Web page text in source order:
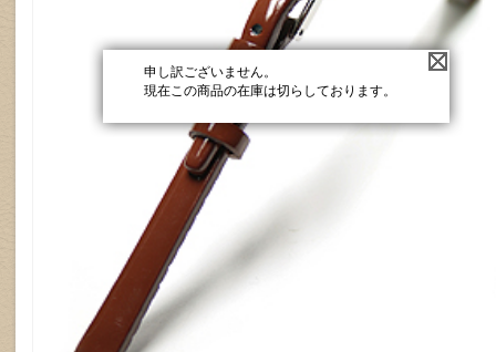
申し訳ございません。
現在この商品の在庫は切らしております。